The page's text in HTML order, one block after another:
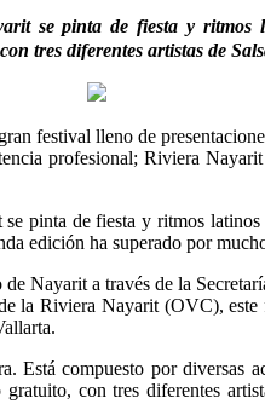
se pinta de fiesta y ritmos
tres diferentes artistas de
festival lleno de
profesional; Riviera
pinta de fiesta y ritmos latinos
edición ha superado por
Nayarit a través de la
la Riviera Nayarit (OVC), este
Está compuesto por diversas
con tres diferentes